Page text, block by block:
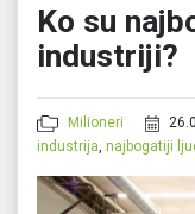
Ko su
industriji?
Milioneri
industrija, najbogatiji